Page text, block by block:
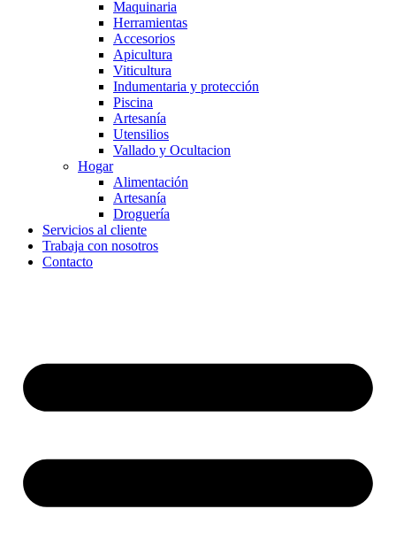
Maquinaria
Herramientas
Accesorios
Apicultura
Viticultura
Indumentaria y protección
Piscina
Artesanía
Utensilios
Vallado y Ocultacion
Hogar
Alimentación
Artesanía
Droguería
Servicios al cliente
Trabaja con nosotros
Contacto